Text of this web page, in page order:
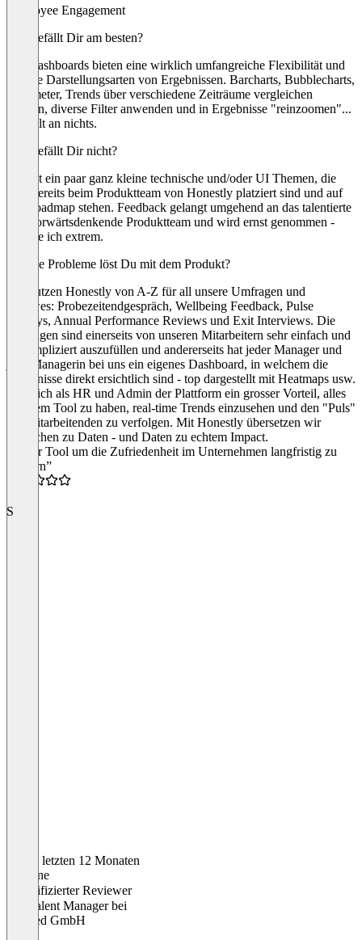
Employee Engagement
Was gefällt Dir am besten?
Die Dashboards bieten eine wirklich umfangreiche Flexibilität und
diverse Darstellungsarten von Ergebnissen. Barcharts, Bubblecharts,
Barometer, Trends über verschiedene Zeiträume vergleichen
können, diverse Filter anwenden und in Ergebnisse "reinzoomen"...
Es fehlt an nichts.
Was gefällt Dir nicht?
Es gibt ein paar ganz kleine technische und/oder UI Themen, die
aber bereits beim Produktteam von Honestly platziert sind und auf
der Roadmap stehen. Feedback gelangt umgehend an das talentierte
und vorwärtsdenkende Produktteam und wird ernst genommen -
schätze ich extrem.
Welche Probleme löst Du mit dem Produkt?
Wir nutzen Honestly von A-Z für all unsere Umfragen und
Reviwes: Probezeitendgespräch, Wellbeing Feedback, Pulse
Surveys, Annual Performance Reviews und Exit Interviews. Die
Umfragen sind einerseits von unseren Mitarbeitern sehr einfach und
unkompliziert auszufüllen und andererseits hat jeder Manager und
jede Managerin bei uns ein eigenes Dashboard, in welchem die
Ergebnisse direkt ersichtlich sind - top dargestellt mit Heatmaps usw.
Für mich als HR und Admin der Plattform ein grosser Vorteil, alles
in einem Tool zu haben, real-time Trends einzusehen und den "Puls"
der Mitarbeitenden zu verfolgen. Mit Honestly übersetzen wir
Menschen zu Daten - und Daten zu echtem Impact.
“Super Tool um die Zufriedenheit im Unternehmen langfristig zu
steigern”
S
In den letzten 12 Monaten
Susanne
Verifizierter Reviewer
HR Talent Managerbei
ewimed GmbH